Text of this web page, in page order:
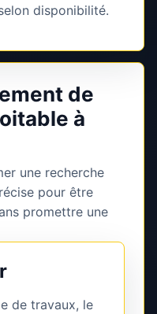
disponibilité.
de
à
une recherche
pour être
promettre une
de travaux, le